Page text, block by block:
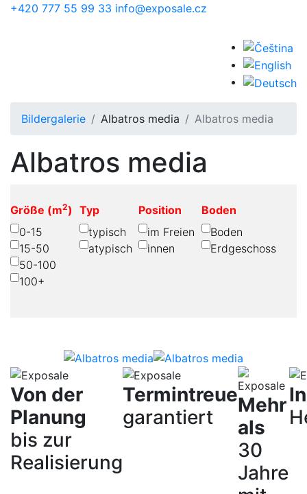
Skip to main content
+420 777 55 99 33 info@exposale.cz
Bildergalerie Albatros media Albatros media
Albatros media
Größe (m2)
0-15
15-50
50-100
100+
Typ
typisch
atypisch
Position
im Freien
innen
Boden
Boden
Erdgeschoss
Von der
Planung
bis zur
Realisierung
Termintreue
garantiert
Mehr
als
30
Jahre